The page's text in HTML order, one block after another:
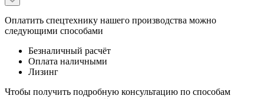
Оплатить спецтехнику нашего производства можно
следующими способами
Безналичный расчёт
Оплата наличными
Лизинг
Чтобы получить подробную консультацию по способам